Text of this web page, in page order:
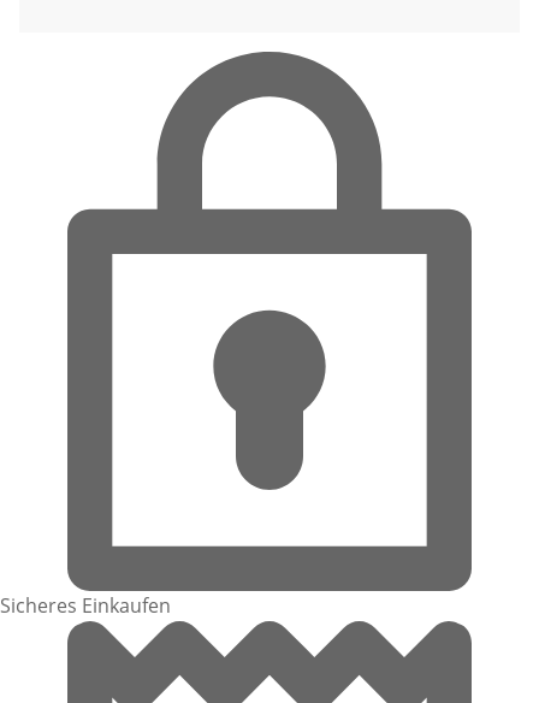
Sicheres Einkaufen